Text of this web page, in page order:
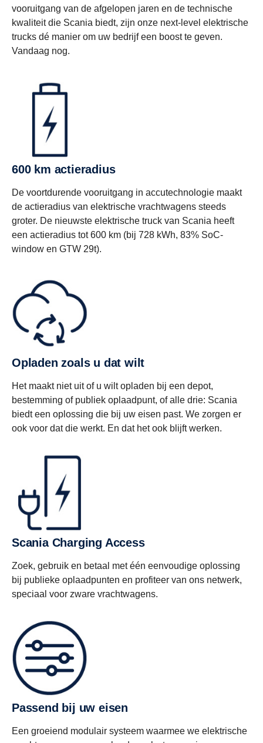
vooruitgang van de afgelopen jaren en de technische
kwaliteit die Scania biedt, zijn ​​onze next-level elektrische
trucks dé manier om uw bedrijf een boost te geven.
Vandaag nog.
600 km actieradius
De voortdurende vooruitgang in accutechnologie maakt
de actieradius van elektrische vrachtwagens steeds
groter. De nieuwste elektrische truck van Scania heeft
een actieradius tot 600 km (bij 728 kWh, 83% SoC-
window en GTW 29t).
Opladen zoals u dat wilt
Het maakt niet uit of u wilt opladen bij een depot,
bestemming of publiek oplaadpunt, of alle drie: Scania
biedt een oplossing die bij uw eisen past. We zorgen er
ook voor dat die werkt. En dat het ook blijft werken.
Scania Charging Access
Zoek, gebruik en betaal met één eenvoudige oplossing
bij publieke oplaadpunten en profiteer van ons netwerk,
speciaal voor zware vrachtwagens.
Passend bij uw eisen
Een groeiend modulair systeem waarmee we elektrische